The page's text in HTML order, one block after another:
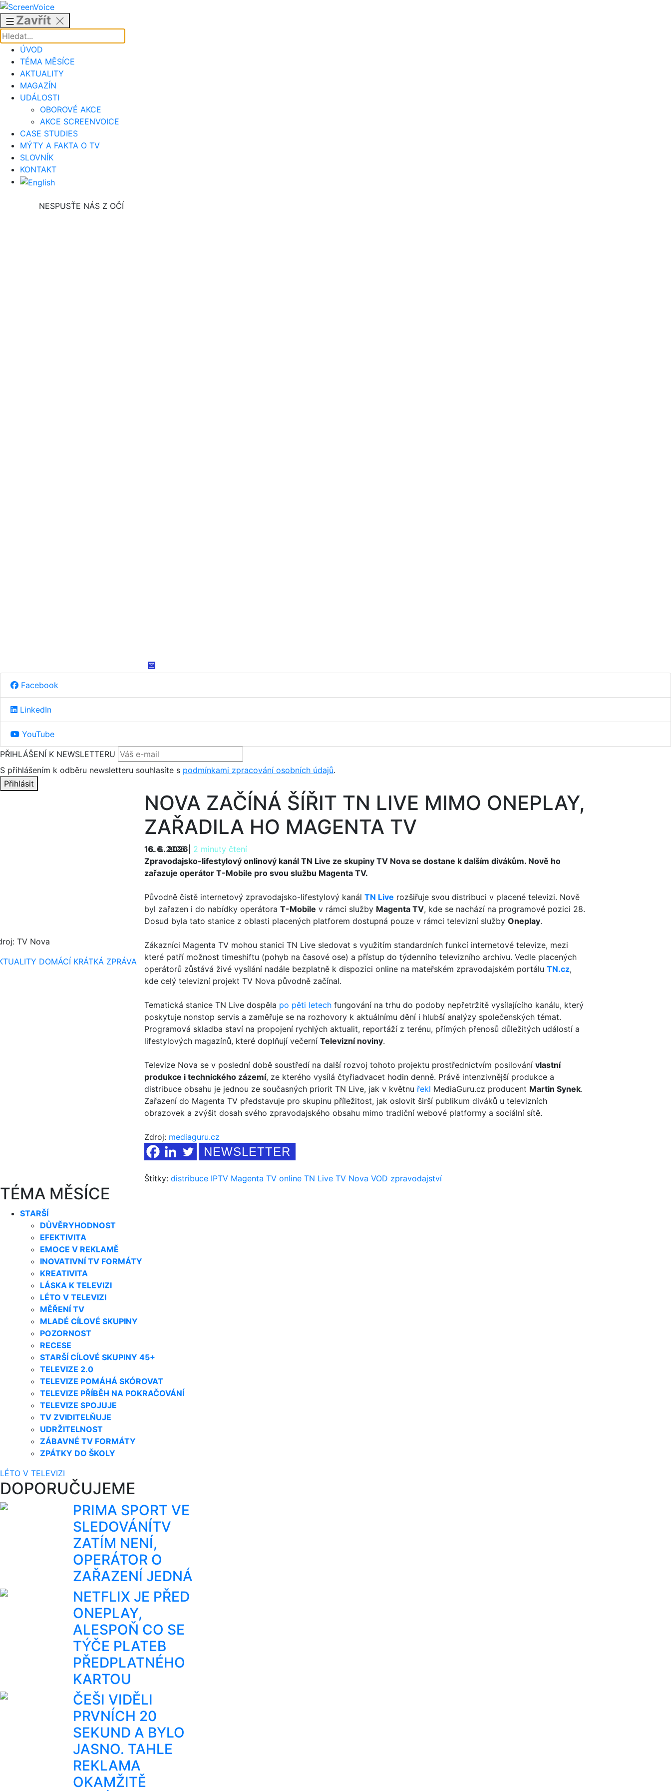
Přejít
obsahu
Zavřít
ÚVOD
TÉMA MĚSÍCE
AKTUALITY
MAGAZÍN
UDÁLOSTI
OBOROVÉ AKCE
AKCE SCREENVOICE
CASE STUDIES
MÝTY A FAKTA O TV
SLOVNÍK
KONTAKT
NESPUSŤE NÁS Z OČÍ
Facebook
LinkedIn
YouTube
PŘIHLÁŠENÍ K NEWSLETTERU
S přihlášením k odběru newsletteru souhlasíte s podmínkami zpracování osobních údajů.
Přihlásit
TV Nova
DOMÁCÍ KRÁTKÁ ZPRÁVA
NOVA ZAČÍNÁ ŠÍŘIT TN LIVE MIMO ONEPLAY,
ZAŘADILA HO MAGENTA TV
16. 6. 2026 2 minuty čtení
16. 6. 2026
Zpravodajsko-lifestylový onlinový kanál TN Live ze skupiny TV Nova se dostane k dalším divákům. Nově ho
zařazuje operátor T-Mobile pro svou službu Magenta TV.
Původně čistě internetový zpravodajsko-lifestylový kanál TN Live rozšiřuje svou distribuci v placené televizi. Nově
byl zařazen i do nabídky operátora T-Mobile v rámci služby Magenta TV, kde se nachází na programové pozici 28.
Dosud byla tato stanice z oblasti placených platforem dostupná pouze v rámci televizní služby Oneplay.
Zákazníci Magenta TV mohou stanici TN Live sledovat s využitím standardních funkcí internetové televize, mezi
které patří možnost timeshiftu (pohyb na časové ose) a přístup do týdenního televizního archivu. Vedle placených
operátorů zůstává živé vysílání nadále bezplatně k dispozici online na mateřském zpravodajském portálu TN.cz,
kde celý televizní projekt TV Nova původně začínal.
Tematická stanice TN Live dospěla po pěti letech fungování na trhu do podoby nepřetržitě vysílajícího kanálu, který
poskytuje nonstop servis a zaměřuje se na rozhovory k aktuálnímu dění i hlubší analýzy společenských témat.
Programová skladba staví na propojení rychlých aktualit, reportáží z terénu, přímých přenosů důležitých událostí a
lifestylových magazínů, které doplňují večerní Televizní noviny.
Televize Nova se v poslední době soustředí na další rozvoj tohoto projektu prostřednictvím posilování vlastní
produkce i technického zázemí, ze kterého vysílá čtyřiadvacet hodin denně. Právě intenzivnější produkce a
distribuce obsahu je jednou ze současných priorit TN Live, jak v květnu řekl MediaGuru.cz producent Martin Synek.
Zařazení do Magenta TV představuje pro skupinu příležitost, jak oslovit širší publikum diváků u televizních
obrazovek a zvýšit dosah svého zpravodajského obsahu mimo tradiční webové platformy a sociální sítě.
Zdroj: mediaguru.cz
NEWSLETTER
Štítky: distribuce IPTV Magenta TV online TN Live TV Nova VOD zpravodajství
TÉMA MĚSÍCE
STARŠÍ
DŮVĚRYHODNOST
EFEKTIVITA
EMOCE V REKLAMĚ
INOVATIVNÍ TV FORMÁTY
KREATIVITA
LÁSKA K TELEVIZI
LÉTO V TELEVIZI
MĚŘENÍ TV
MLADÉ CÍLOVÉ SKUPINY
POZORNOST
RECESE
STARŠÍ CÍLOVÉ SKUPINY 45+
TELEVIZE 2.0
TELEVIZE POMÁHÁ SKÓROVAT
TELEVIZE PŘÍBĚH NA POKRAČOVÁNÍ
TELEVIZE SPOJUJE
TV ZVIDITELŇUJE
UDRŽITELNOST
ZÁBAVNÉ TV FORMÁTY
ZPÁTKY DO ŠKOLY
LÉTO V TELEVIZI
DOPORUČUJEME
PRIMA SPORT VE
SLEDOVÁNÍTV
ZATÍM NENÍ,
OPERÁTOR O
ZAŘAZENÍ JEDNÁ
NETFLIX JE PŘED
ONEPLAY,
ALESPOŇ CO SE
TÝČE PLATEB
PŘEDPLATNÉHO
KARTOU
ČEŠI VIDĚLI
PRVNÍCH 20
SEKUND A BYLO
JASNO. TAHLE
REKLAMA
OKAMŽITĚ